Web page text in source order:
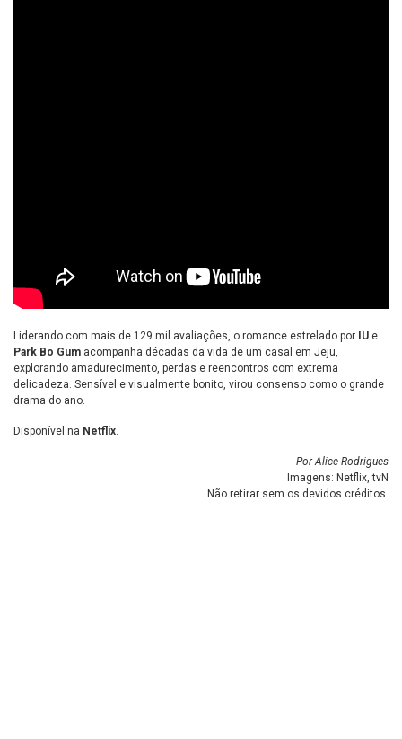
Liderando com mais de 129 mil avaliações, o romance estrelado por IU e
Park Bo Gum acompanha décadas da vida de um casal em Jeju,
explorando amadurecimento, perdas e reencontros com extrema
delicadeza. Sensível e visualmente bonito, virou consenso como o grande
drama do ano.
Disponível na Netflix.
Por Alice Rodrigues
Imagens: Netflix, tvN
Não retirar sem os devidos créditos.